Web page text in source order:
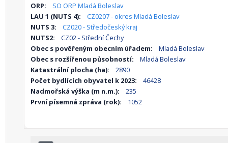
ORP:
SO ORP Mladá Boleslav
LAU 1 (NUTS 4):
CZ0207 - okres Mladá Boleslav
NUTS 3:
CZ020 - Středočeský kraj
NUTS2:
CZ02 - Střední Čechy
Obec s pověřeným obecním úřadem:
Mladá Boleslav
Obec s rozšířenou působností:
Mladá Boleslav
Katastrální plocha (ha):
2890
Počet bydlících obyvatel k 2023:
46428
Nadmořská výška (m n.m.):
235
První písemná zpráva (rok):
1052